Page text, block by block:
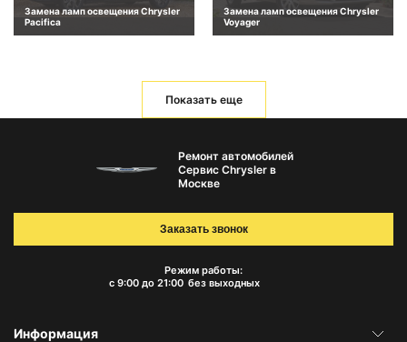
Замена ламп освещения Chrysler
Pacifica
Замена ламп освещения Chrysler
Voyager
Показать еще
Ремонт автомобилей
Сервис Chrysler в
Москве
Режим работы:
с 9:00 до 21:00 без выходных
Заказать звонок
Информация